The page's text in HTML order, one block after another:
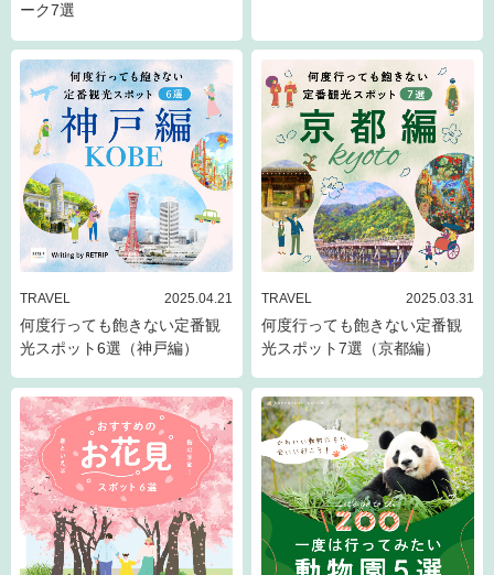
ーク7選
TRAVEL 2025.04.21
何度行っても飽きない定番観
光スポット6選（神戸編）
TRAVEL 2025.03.31
何度行っても飽きない定番観
光スポット7選（京都編）